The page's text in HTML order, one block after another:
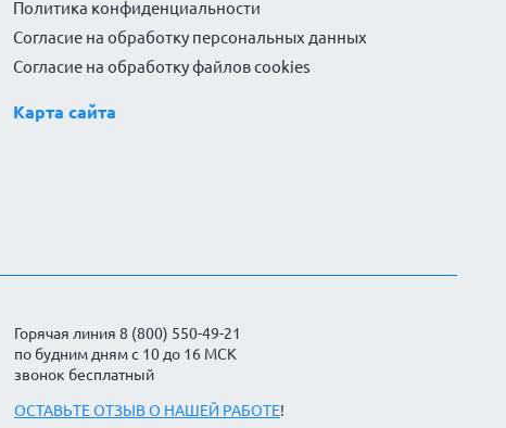
Политика конфиденциальности
Согласие на обработку персональных данных
Согласие на обработку файлов cookies
Карта сайта
Горячая линия 8 (800) 550-49-21
по будним дням с 10 до 16 МСК
звонок бесплатный
ОСТАВЬТЕ ОТЗЫВ О НАШЕЙ РАБОТЕ!